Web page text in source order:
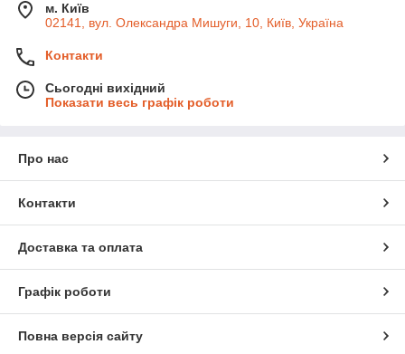
м. Київ
02141, вул. Олександра Мишуги, 10, Київ, Україна
Контакти
Сьогодні вихідний
Показати весь графік роботи
Про нас
Контакти
Доставка та оплата
Графік роботи
Повна версія сайту